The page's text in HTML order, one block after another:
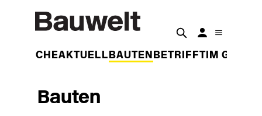
WOCHEAKTUELL BAUTEN BETRIFFT IM
Bauten